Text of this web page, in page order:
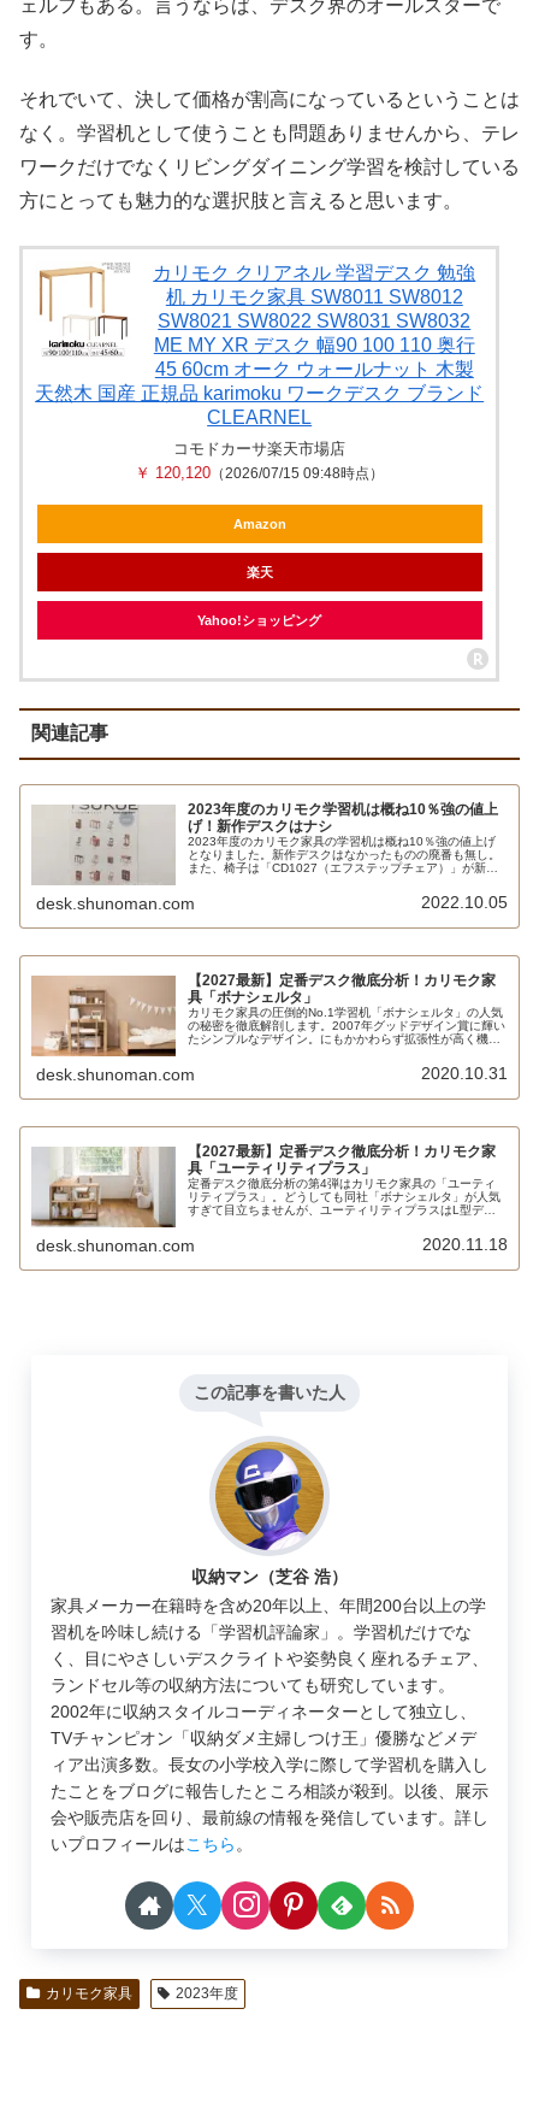
ェルフもある。言うならば、デスク界のオールスターで
す。
それでいて、決して価格が割高になっているということは
なく。学習机として使うことも問題ありませんから、テレ
ワークだけでなくリビングダイニング学習を検討している
方にとっても魅力的な選択肢と言えると思います。
カリモク クリアネル 学習デスク 勉強
机 カリモク家具 SW8011 SW8012
SW8021 SW8022 SW8031 SW8032
ME MY XR デスク 幅90 100 110 奥行
45 60cm オーク ウォールナット 木製
天然木 国産 正規品 karimoku ワークデスク ブランド
CLEARNEL
コモドカーサ楽天市場店
￥ 120,120 （2026/07/15 09:48時点）
Amazon
楽天
Yahoo!ショッピング
関連記事
2023年度のカリモク学習机は概ね10％強の値上
げ！新作デスクはナシ
2023年度のカリモク家具の学習机は概ね10％強の値上げ
となりました。新作デスクはなかったものの廃番も無し。
また、椅子は「CD1027（エフステップチェア）」が新た
desk.shunoman.com 2022.10.05
【2027最新】定番デスク徹底分析！カリモク家
具「ボナシェルタ」
カリモク家具の圧倒的No.1学習机「ボナシェルタ」の人気
の秘密を徹底解剖します。2007年グッドデザイン賞に輝い
たシンプルなデザイン。にもかかわらず拡張性が高く機能
desk.shunoman.com 2020.10.31
【2027最新】定番デスク徹底分析！カリモク家
具「ユーティリティプラス」
定番デスク徹底分析の第4弾はカリモク家具の「ユーティ
リティプラス」。どうしても同社「ボナシェルタ」が人気
すぎて目立ちませんが、ユーティリティプラスはL型デス
フティング式のワゴンをセットできるなど、ボナシェルタ
にはないメリットもあります。
desk.shunoman.com 2020.11.18
この記事を書いた人
収納マン（芝谷 浩）
家具メーカー在籍時を含め20年以上、年間200台以上の学
習机を吟味し続ける「学習机評論家」。学習机だけでな
く、目にやさしいデスクライトや姿勢良く座れるチェア、
ランドセル等の収納方法についても研究しています。
2002年に収納スタイルコーディネーターとして独立し、
TVチャンピオン「収納ダメ主婦しつけ王」優勝などメデ
ィア出演多数。長女の小学校入学に際して学習机を購入し
たことをブログに報告したところ相談が殺到。以後、展示
会や販売店を回り、最前線の情報を発信しています。詳し
いプロフィールはこちら 。
カリモク家具 2023年度